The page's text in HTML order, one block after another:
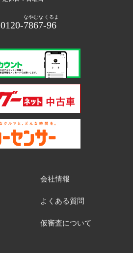
0120-7867
なやむな
-96
くるま
会社情報
よくある質問
仮審査について